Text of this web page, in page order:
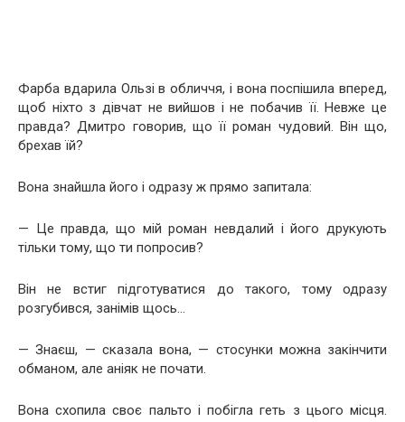
Фарба вдарила Ользі в обличчя, і вона поспішила вперед,
щоб ніхто з дівчат не вийшов і не побачив її. Невже це
правда? Дмитро говорив, що її роман чудовий. Він що,
брехав їй?
Вона знайшла його і одразу ж прямо запитала:
— Це правда, що мій роман невдалий і його друкують
тільки тому, що ти попросив?
Він не встиг підготуватися до такого, тому одразу
розгубився, занімів щось…
— Знаєш, — сказала вона, — стосунки можна закінчити
обманом, але аніяк не почати.
Вона схопила своє пальто і побігла геть з цього місця.